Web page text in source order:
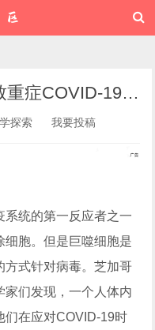
研究人员正尝试寻找导致重症COVID-19的免疫细胞_新奇科技 - 夜异区世界之最
探索 我要投稿
系统的第一反应者之一
细胞。但是巨噬细胞是
方式针对病毒。芝加哥
家们发现，一个人体内
们在应对COVID-19时